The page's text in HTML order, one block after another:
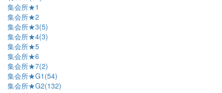
集会所★1
集会所★2
集会所★3(5)
集会所★4(3)
集会所★5
集会所★6
集会所★7(2)
集会所★G1(54)
集会所★G2(132)